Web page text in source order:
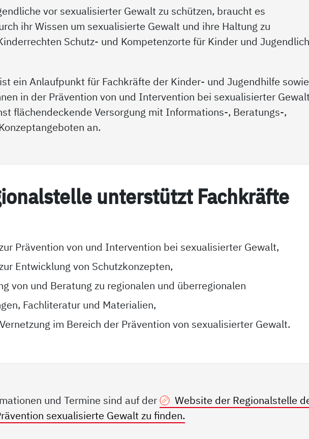
vor sexualisierter Gewalt zu schützen, braucht es
ihr Wissen um sexualisierte Gewalt und ihre Haltung zu
Schutz- und Kompetenzorte für Kinder und
ein Anlaufpunkt für Fachkräfte der Kinder- und Jugendhilfe sowie
in der Prävention von und Intervention bei sexualisierter
flächendeckende Versorgung mit Informations-, Beratungs-,
an.
un­ter­stützt Fach­kräf­te
Prävention von und Intervention bei sexualisierter Gewalt,
Entwicklung von Schutzkonzepten,
von und Beratung zu regionalen und überregionalen
Fachliteratur und Materialien,
im Bereich der Prävention von sexualisierter Gewalt.
und Termine sind auf der
Website der Regionalstelle
sexualisierte Gewalt zu finden.